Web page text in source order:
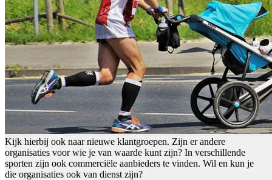
Kijk hierbij ook naar nieuwe klantgroepen. Zijn er andere
organisaties voor wie je van waarde kunt zijn? In verschillende
sporten zijn ook commerciële aanbieders te vinden. Wil en kun je
die organisaties ook van dienst zijn?